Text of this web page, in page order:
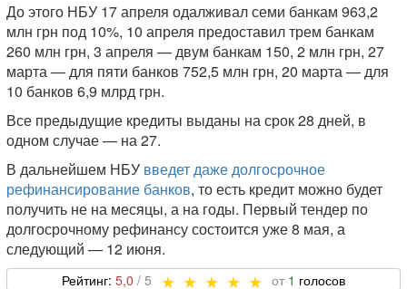
До этого НБУ 17 апреля одалживал семи банкам 963,2
млн грн под 10%, 10 апреля предоставил трем банкам
260 млн грн, 3 апреля — двум банкам 150, 2 млн грн, 27
марта — для пяти банков 752,5 млн грн, 20 марта — для
10 банков 6,9 млрд грн.
Все предыдущие кредиты выданы на срок 28 дней, в
одном случае — на 27.
В дальнейшем НБУ введет даже долгосрочное
рефинансирование банков, то есть кредит можно будет
получить не на месяцы, а на годы. Первый тендер по
долгосрочному рефинансу состоится уже 8 мая, а
следующий — 12 июня.
5,0 1